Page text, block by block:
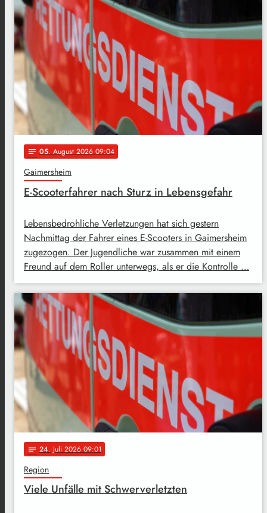
notes 05. August 2026 09:04
Gaimersheim
E-Scooterfahrer nach Sturz in Lebensgefahr
Lebensbedrohliche Verletzungen hat sich gestern
Nachmittag der Fahrer eines E-Scooters in Gaimersheim
zugezogen. Der Jugendliche war zusammen mit einem
Freund auf dem Roller unterwegs, als er die Kontrolle …
notes 24. Juli 2026 09:01
Region
Viele Unfälle mit Schwerverletzten